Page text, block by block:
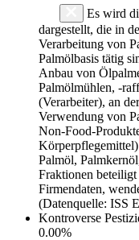
Es wird
dargestellt, die in
Verarbeitung von
Palmölbasis tätig
Anbau von
Palmölmühlen, -
(Verarbeiter), an
Verwendung von
Non-Food-
Palmöl,
Fraktionen
Firmendaten,
(Datenquelle: ISS
Kontroverse
0.00%